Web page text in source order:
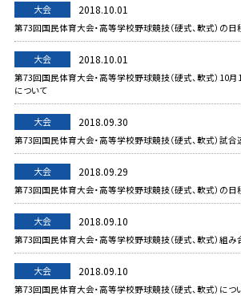
大会 2018.10.01
第73回国民体育大会・高等学校野球競技（硬式、軟式）の日
大会 2018.10.01
第73回国民体育大会・高等学校野球競技（硬式、軟式）10
について
大会 2018.09.30
第73回国民体育大会・高等学校野球競技（硬式、軟式）試合
大会 2018.09.29
第73回国民体育大会・高等学校野球競技（硬式、軟式）の日
大会 2018.09.10
第73回国民体育大会・高等学校野球競技（硬式、軟式）組み
大会 2018.09.10
第73回国民体育大会・高等学校野球競技（硬式、軟式）につ